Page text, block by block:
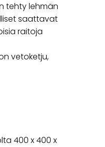
tehty lehmän
saattavat
raitoja
vetoketju,
400 x 400 x